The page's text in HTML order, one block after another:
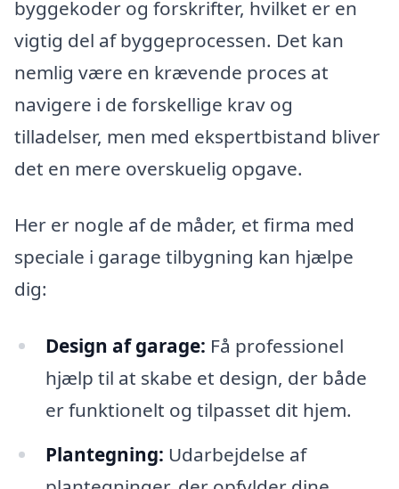
byggekoder og forskrifter, hvilket er en
vigtig del af byggeprocessen. Det kan
nemlig være en krævende proces at
navigere i de forskellige krav og
tilladelser, men med ekspertbistand bliver
det en mere overskuelig opgave.
Her er nogle af de måder, et firma med
speciale i garage tilbygning kan hjælpe
dig:
Design af garage: Få professionel
hjælp til at skabe et design, der både
er funktionelt og tilpasset dit hjem.
Plantegning: Udarbejdelse af